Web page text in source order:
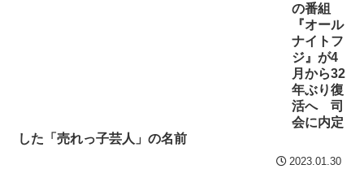
の番組
『オール
ナイトフ
ジ』が4
月から32
年ぶり復
活へ 司
会に内定
した「売れっ子芸人」の名前
2023.01.30